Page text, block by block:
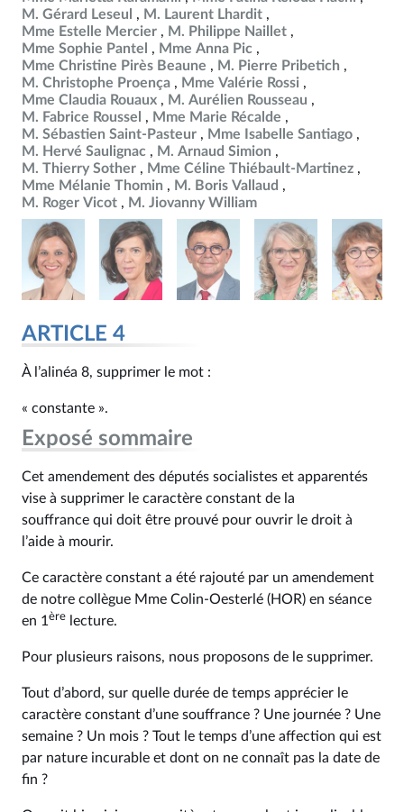
M. Gérard Leseul
M. Laurent Lhardit
Mme Estelle Mercier
M. Philippe Naillet
Mme Sophie Pantel
Mme Anna Pic
Mme Christine Pirès Beaune
M. Pierre Pribetich
M. Christophe Proença
Mme Valérie Rossi
Mme Claudia Rouaux
M. Aurélien Rousseau
M. Fabrice Roussel
Mme Marie Récalde
M. Sébastien Saint-Pasteur
Mme Isabelle Santiago
M. Hervé Saulignac
M. Arnaud Simion
M. Thierry Sother
Mme Céline Thiébault-Martinez
Mme Mélanie Thomin
M. Boris Vallaud
M. Roger Vicot
M. Jiovanny William
ARTICLE 4
À l’alinéa 8, supprimer le mot :
« constante ».
Exposé sommaire
Cet amendement des députés socialistes et apparentés
vise à supprimer le caractère constant de la
souffrance qui doit être prouvé pour ouvrir le droit à
l’aide à mourir.
Ce caractère constant a été rajouté par un amendement
de notre collègue Mme Colin-Oesterlé (HOR) en séance
en 1 ère lecture.
Pour plusieurs raisons, nous proposons de le supprimer.
Tout d’abord, sur quelle durée de temps apprécier le
caractère constant d’une souffrance ? Une journée ? Une
semaine ? Un mois ? Tout le temps d’une affection qui est
par nature incurable et dont on ne connaît pas la date de
fin ?